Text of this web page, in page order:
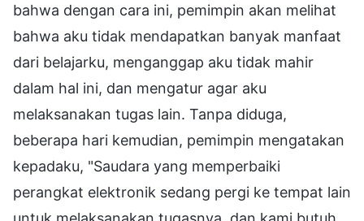
bahwa dengan cara ini, pemimpin akan melihat
bahwa aku tidak mendapatkan banyak manfaat
dari belajarku, menganggap aku tidak mahir
dalam hal ini, dan mengatur agar aku
melaksanakan tugas lain. Tanpa diduga,
beberapa hari kemudian, pemimpin mengatakan
kepadaku, "Saudara yang memperbaiki
perangkat elektronik sedang pergi ke tempat lain